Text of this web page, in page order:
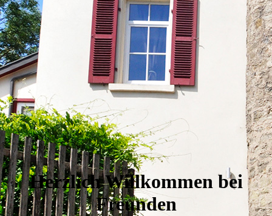
Herzlich Willkommen bei
Freunden